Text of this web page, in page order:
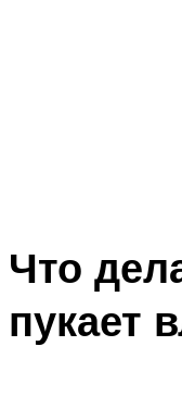
Что
пукает